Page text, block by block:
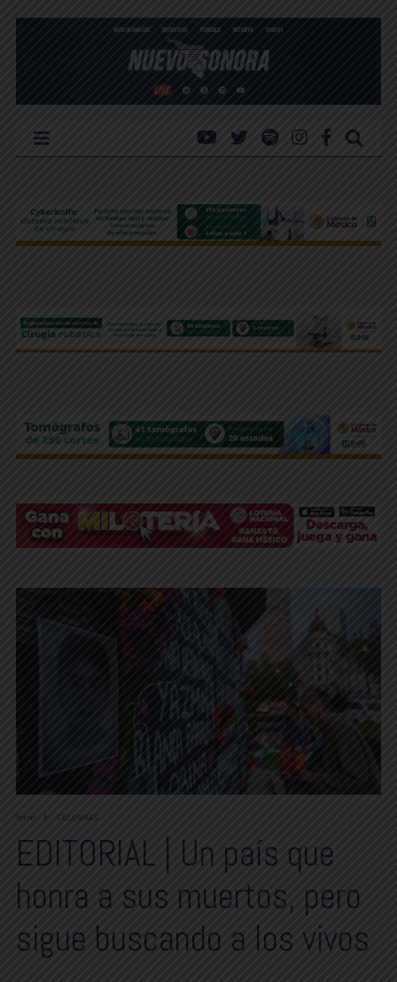
Home COLUMNAS
EDITORIAL | Un país que
honra a sus muertos, pero
sigue buscando a los vivos